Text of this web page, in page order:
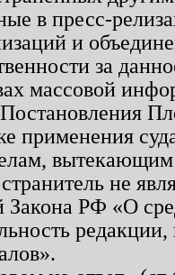
в пресс-
и
за
массовой
Постановления
применения
вытекающим
не
Закона РФ «О